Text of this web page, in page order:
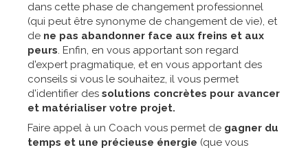
dans cette phase de changement professionnel
(qui peut être synonyme de changement de vie), et
de ne pas abandonner face aux freins et aux
peurs. Enfin, en vous apportant son regard
d'expert pragmatique, et en vous apportant des
conseils si vous le souhaitez, il vous permet
d'identifier des solutions concrètes pour avancer
et matérialiser votre projet.
Faire appel à un Coach vous permet de gagner du
temps et une précieuse énergie (que vous